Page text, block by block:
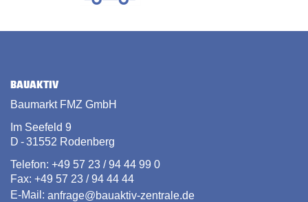
BAUAKTIV
Baumarkt FMZ GmbH
Im Seefeld 9
D - 31552 Rodenberg
Telefon: +49 57 23 / 94 44 99 0
Fax: +49 57 23 / 94 44 44
E-Mail: anfrage@bauaktiv-zentrale.de